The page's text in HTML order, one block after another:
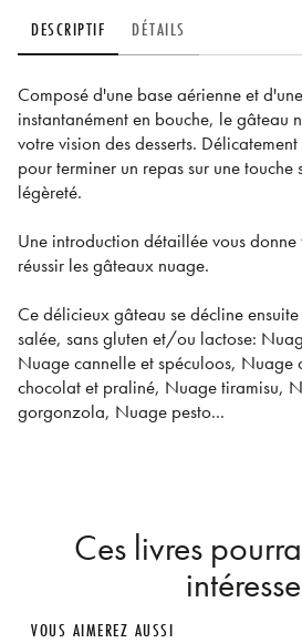
DESCRIPTIF DÉTAILS
Composé d'une base aérienne et
instantanément en bouche, le gâteau
votre vision des desserts.
pour terminer un repas sur une touche
légèreté.
Une introduction détaillée vous donne
réussir les gâteaux nuage.
Ce délicieux gâteau se décline ensuite
salée, sans gluten et/ou lactose:
Nuage cannelle et spéculoos,
chocolat et praliné, Nuage tiramisu,
gorgonzola, Nuage pesto...
Ces livres
VOUS AIMEREZ AUSSI